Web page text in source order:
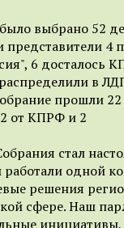
выбрано 52
4
6 досталось
в
прошли 22
от КПРФ и 2
стал
одной
решения
сфере. Наш